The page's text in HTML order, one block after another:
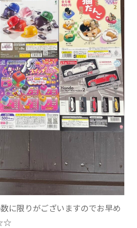
に限りがございますのでお早め